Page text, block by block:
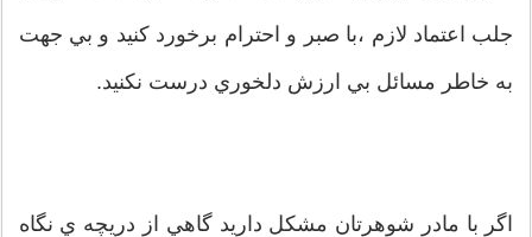
جلب اعتماد لازم ،با صبر و احترام برخورد کنيد و بي جهت
به خاطر مسائل بي ارزش دلخوري درست نکنيد.
اگر با مادر شوهرتان مشکل داريد گاهي از دريچه ي نگاه